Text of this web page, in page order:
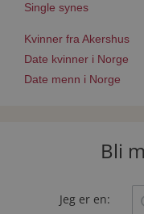
Single synes
Kvinner fra Akershus
Date kvinner i Norge
Date menn i Norge
Bli
Jeg er en: